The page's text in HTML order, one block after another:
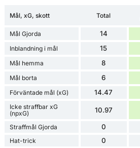
Mål, xG, skott Total
Mål Gjorda 14
Inblandning i mål 15
Mål hemma 8
Mål borta 6
Förväntade mål (xG) 14.47
Icke straffbar xG
(npxG)
10.97
Straffmål Gjorda 0
Hat-trick 0